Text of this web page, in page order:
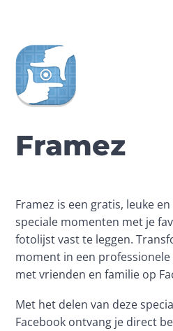
Framez
Framez is een gratis, leuke
speciale momenten met je
fotolijst vast te leggen.
moment in een
met vrienden en familie op
Met het delen van deze
Facebook ontvang je direct